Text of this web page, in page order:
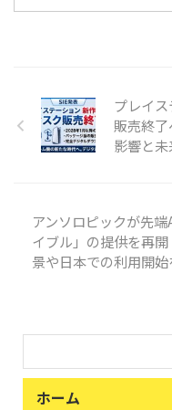
プレイ
販売終
影響と未
アンソロピックが先
イブル」の提供を再
景や日本での利用開
ホーム